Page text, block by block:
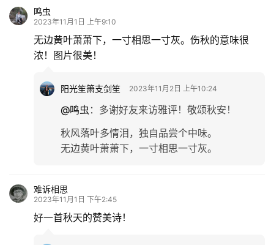
鸣虫
2023年11月1日 上午9:10
无边黄叶萧萧下，一寸相思一寸灰。伤秋的意味很
浓！图片很美！
阳光笙箫支剑笙 2023年11月2日 上午10:24
@鸣虫 ： 多谢好友来访雅评！敬颂秋安！
秋风落叶多情泪，独自品尝个中味。
无边黄叶萧萧下，一寸相思一寸灰。
难诉相思
2023年11月1日 下午2:45
好一首秋天的赞美诗！